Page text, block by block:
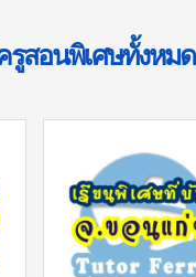
รูสอนพิเศษทั้งหมด